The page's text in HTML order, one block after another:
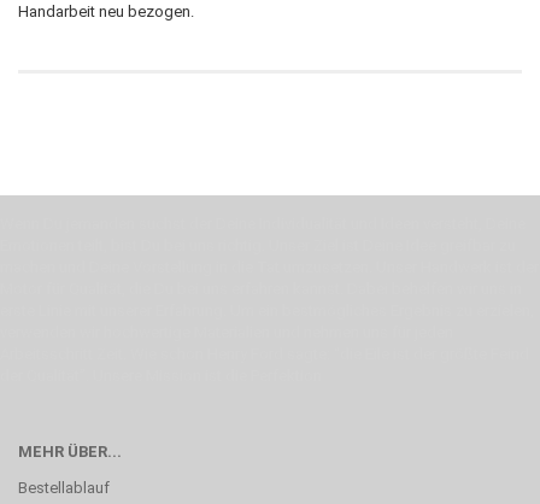
Handarbeit neu bezogen.
MEHR ÜBER...
Bestellablauf